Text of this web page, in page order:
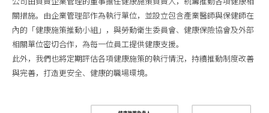
關措施。由企業管理部作為執行單位，並設立包含產業醫師與保健師在
內的「健康施策推動小組」，與勞動衛生委員會、健康保險協會及外部
相關單位密切合作，為每一位員工提供健康支援。
此外，我們也將定期評估各項健康施策的執行情況，持續推動制度改善
與完善，打造更安全、健康的職場環境。